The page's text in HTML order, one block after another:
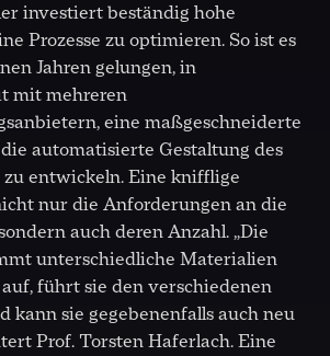
investiert beständig hohe
Prozesse zu optimieren. So ist es
Jahren gelungen, in
mit mehreren
eine maßgeschneiderte
automatisierte Gestaltung des
zu entwickeln. Eine knifflige
nur die Anforderungen an die
auch deren Anzahl. „Die
unterschiedliche Materialien
führt sie den verschiedenen
kann sie gegebenenfalls auch neu
Prof. Torsten Haferlach. Eine